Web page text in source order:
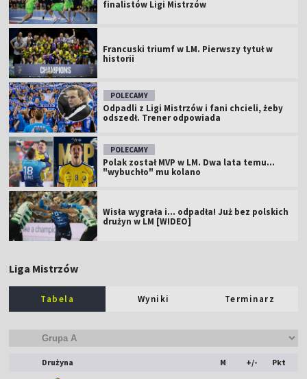
finalistów Ligi Mistrzów
Francuski triumf w LM. Pierwszy tytuł w
historii
POLECAMY
Odpadli z Ligi Mistrzów i fani chcieli, żeby
odszedł. Trener odpowiada
POLECAMY
Polak został MVP w LM. Dwa lata temu...
"wybuchło" mu kolano
Wisła wygrała i... odpadła! Już bez polskich
drużyn w LM [WIDEO]
Liga Mistrzów
Tabela Wyniki Terminarz
Drużyna M +/- Pkt